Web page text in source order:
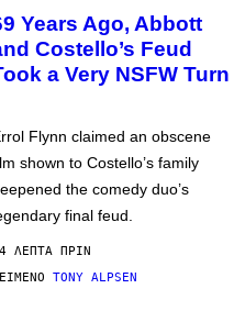
Years Ago, Abbott
Costello’s Feud
a Very NSFW Turn
Flynn claimed an obscene
shown to Costello’s family
the comedy duo’s
final feud.
ΛΕΠΤΆ ΠΡΙΝ
TONY ALPSEN